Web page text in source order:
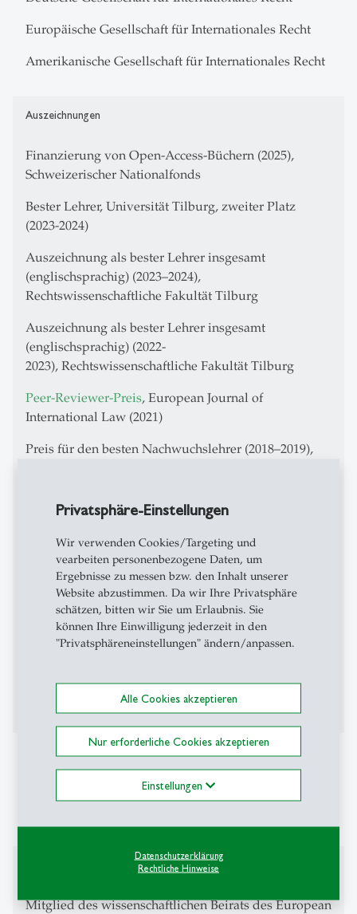
Privatsphäre-Einstellungen
Wir verwenden Cookies/Targeting und
vearbeiten personenbezogene Daten, um
Ergebnisse zu messen bzw. den Inhalt unserer
Website abzustimmen. Da wir Ihre Privatsphäre
schätzen, bitten wir Sie um Erlaubnis. Sie
können Ihre Einwilligung jederzeit in den
"Privatsphäreneinstellungen" ändern/anpassen.
Alle Cookies akzeptieren
Nur erforderliche Cookies akzeptieren
Einstellungen
Datenschutzerklärung
Rechtliche Hinweise
Europäische Gesellschaft für Internationales Recht
Amerikanische Gesellschaft für Internationales Recht
Auszeichnungen
Finanzierung von Open-Access-Büchern (2025),
Schweizerischer Nationalfonds
Bester Lehrer, Universität Tilburg, zweiter Platz
(2023-2024)
Auszeichnung als bester Lehrer insgesamt
(englischsprachig) (2023–2024),
Rechtswissenschaftliche Fakultät Tilburg
Auszeichnung als bester Lehrer insgesamt
(englischsprachig) (2022-
2023), Rechtswissenschaftliche Fakultät Tilburg
Peer-Reviewer-Preis, European Journal of
International Law (2021)
Preis für den besten Nachwuchslehrer (2018–2019),
(2019)
Fortgeschrittenes Postdoktoranden-
Mobilitätsstipendium (2015–2016), Schweizerischer
Nationalfonds
Stipendium für angehende Forscher (2012–2015),
Schweizerischer Nationalfonds
Kanadischer Rat für internationales Recht
01.09.2025 „Das Ende des liberalen Westens?“,
Mitglied des wissenschaftlichen Beirats des European